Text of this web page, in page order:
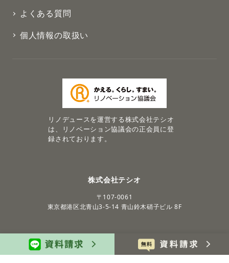
よくある質問
個人情報の取扱い
リノデュースを運営する株式会社テシオ
は、リノベーション協議会の正会員に登
録されております。
株式会社テシオ
〒107-0061
東京都港区北青山3-5-14 青山鈴木硝子ビル 8F
© 2024 TESIO INC